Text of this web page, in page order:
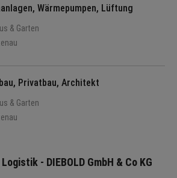
Wärmepumpen, Lüftung
& Garten
Privatbau, Architekt
& Garten
- DIEBOLD GmbH & Co KG